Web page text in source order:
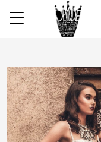
✕
Prodavnica
O nama